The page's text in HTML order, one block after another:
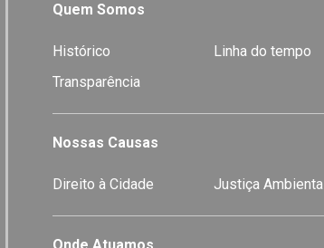
Quem Somos
Histórico Linha do tempo
Transparência
Nossas Causas
Direito à Cidade Justiça Ambiental